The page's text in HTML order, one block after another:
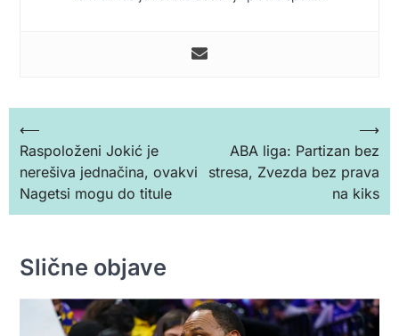
Кретање
чланка
⟵
Raspoloženi Jokić je
nerešiva jednačina, ovakvi
Nagetsi mogu do titule
ABA liga: Partizan bez
stresa, Zvezda bez prava
na kiks
⟶
Slične objave